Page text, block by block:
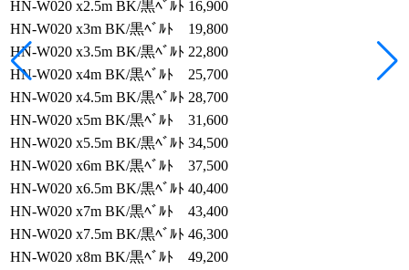
HN-W020 x2.5m BK/黒ﾍﾞﾙﾄ 16,900
HN-W020 x3m BK/黒ﾍﾞﾙﾄ
19,800
HN-W020 x3.5m BK/黒ﾍﾞﾙﾄ 22,800
HN-W020 x4m BK/黒ﾍﾞﾙﾄ
25,700
HN-W020 x4.5m BK/黒ﾍﾞﾙﾄ 28,700
HN-W020 x5m BK/黒ﾍﾞﾙﾄ
31,600
HN-W020 x5.5m BK/黒ﾍﾞﾙﾄ 34,500
HN-W020 x6m BK/黒ﾍﾞﾙﾄ
37,500
HN-W020 x6.5m BK/黒ﾍﾞﾙﾄ 40,400
HN-W020 x7m BK/黒ﾍﾞﾙﾄ
43,400
HN-W020 x7.5m BK/黒ﾍﾞﾙﾄ 46,300
HN-W020 x8m BK/黒ﾍﾞﾙﾄ
49,200